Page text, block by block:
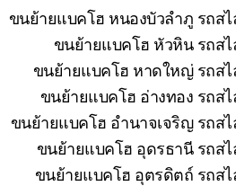
ขนย้ายแบคโฮ หนองบัวลำภู รถสไ
ขนย้ายแบคโฮ หัวหิน รถสไ
ขนย้ายแบคโฮ หาดใหญ่ รถสไ
ขนย้ายแบคโฮ อ่างทอง รถส
ขนย้ายแบคโฮ อำนาจเจริญ รถส
ขนย้ายแบคโฮ อุดรธานี รถสไ
ขนย้ายแบคโฮ อุตรดิตถ์ รถสไ